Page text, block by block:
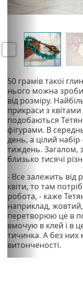
P
r
v
i
o
u
s
P
r
e
v
i
o
u
s
50 грамів такої
нього можна
від розміру.
прикраси з
подобаються
фігурами. В
день, а цілий
тиждень. Загалом,
близько тисячі
- Все залежить
квіти, то там
робота, - каже
наприклад,
перетворюю це в
вмочую в клей і в
тичинка. А без них
витонченості.